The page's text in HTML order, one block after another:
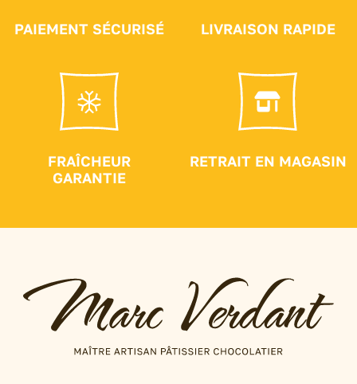
PAIEMENT SÉCURISÉ LIVRAISON RAPIDE
FRAÎCHEUR
GARANTIE
RETRAIT EN MAGASIN